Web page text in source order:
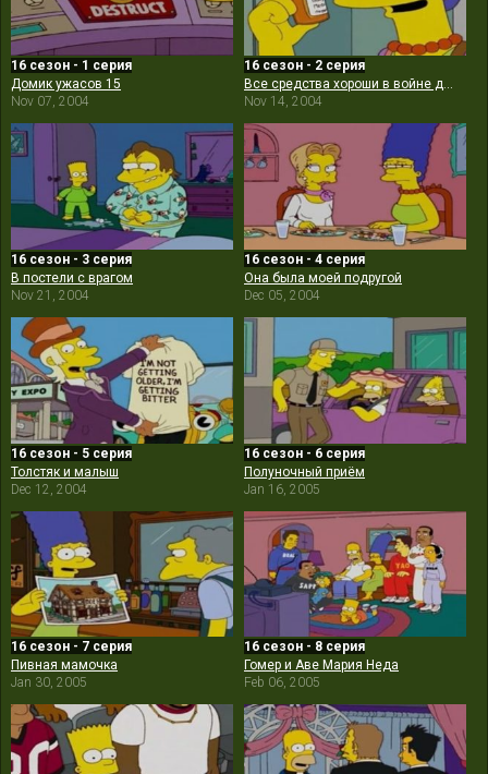
16 сезон - 1 серия
Домик ужасов 15
Nov 07, 2004
16 сезон - 2 серия
Все средства хороши в войне духовок
Nov 14, 2004
16 сезон - 3 серия
В постели с врагом
Nov 21, 2004
16 сезон - 4 серия
Она была моей подругой
Dec 05, 2004
16 сезон - 5 серия
Толстяк и малыш
Dec 12, 2004
16 сезон - 6 серия
Полуночный приём
Jan 16, 2005
16 сезон - 7 серия
Пивная мамочка
Jan 30, 2005
16 сезон - 8 серия
Гомер и Аве Мария Неда
Feb 06, 2005